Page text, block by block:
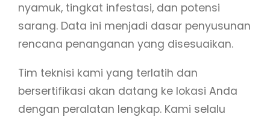
nyamuk, tingkat infestasi, dan potensi
sarang. Data ini menjadi dasar penyusunan
rencana penanganan yang disesuaikan.
Tim teknisi kami yang terlatih dan
bersertifikasi akan datang ke lokasi Anda
dengan peralatan lengkap. Kami selalu